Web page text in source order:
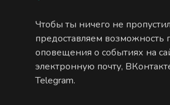
Чтобы ты ничего не
предоставляем возможность
оповещения о событиях на
электронную почту,
Telegram.